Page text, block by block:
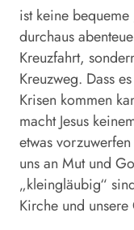
ist keine bequeme
durchaus
Kreuzfahrt,
Kreuzweg. Dass
Krisen kommen
macht Jesus
etwas
uns an Mut und
„kleingläubig“
Kirche und